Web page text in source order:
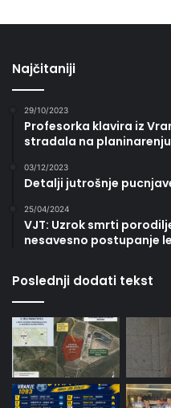
Najčitaniji
29/10/2023
Profesorka klavira iz
stradala na planinarenju
03/12/2023
Detalji jutrošnje
25/04/2024
VJT: Uzrok smrti
nesavesno postupanje
Poslednji dodati tekst